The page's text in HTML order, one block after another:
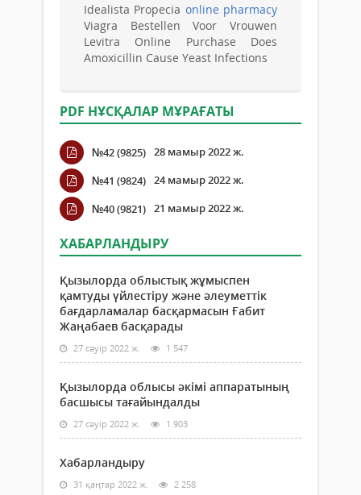
Idealista Propecia online pharmacy
Viagra Bestellen Voor Vrouwen
Levitra Online Purchase Does
Amoxicillin Cause Yeast Infections
PDF НҰСҚАЛАР МҰРАҒАТЫ
№42 (9825) 28 мамыр 2022 ж.
№41 (9824) 24 мамыр 2022 ж.
№40 (9821) 21 мамыр 2022 ж.
ХАБАРЛАНДЫРУ
Қызылорда облыстық жұмыспен
қамтуды үйлестіру және әлеуметтік
бағдарламалар басқармасын Ғабит
Жаңабаев басқарады
27 сәуір 2022 ж. 1 547
Қызылорда облысы әкімі аппаратының
басшысы тағайындалды
27 сәуір 2022 ж. 1 903
Хабарландыру
31 қаңтар 2022 ж. 2 258